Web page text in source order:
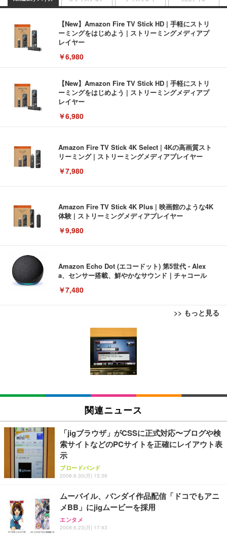
【New】Amazon Fire TV Stick HD | 手軽にストリ
ーミングをはじめよう | ストリーミングメディアプ
レイヤー
￥6,980
【New】Amazon Fire TV Stick HD | 手軽にストリ
ーミングをはじめよう | ストリーミングメディアプ
レイヤー
￥6,980
Amazon Fire TV Stick 4K Select | 4Kの高画質スト
リーミング | ストリーミングメディアプレイヤー
￥7,980
Amazon Fire TV Stick 4K Plus | 映画館のような4K
体験 | ストリーミングメディアプレイヤー
￥9,980
Amazon Echo Dot (エコードット) 第5世代 - Alex
a、センサー搭載、鮮やかなサウンド｜チャコール
￥7,480
>> もっと見る
い 跳ね上げ式アームレスト コンパクト 約105度ロッ
キング pc 事務椅子 360度回転 座面昇降 強化ナイロ
ン樹脂ベース 通気性メッシュ 在宅ワーク H-WY01
(黒網+黒枠+黒足)
SIHOO B100 オフィスチェア／デスクチェア メッシ
ュチェア 人間工学 疲れない ブラック
￥27,999
Sezlife オフィスチェア デスクチェア 疲れない テレ
ワーク チェア 強化バックレスト 30度ロッキング機
能 人間工学 椅子 腰サポート 90度跳ね上げ式アーム
レスト 3Dヘッドレスト ハンガー付き 高反発クッシ
務用 おしゃれ パソコンチェア (ブラック)
Sezlife オフィスチェア デスクチェア 疲れない テレ
ワーク チェア 強化バックレスト 30度ロッキング機
能 人間工学 椅子 腰サポート 90度跳ね上げ式アーム
EV3240X-WT | 31.5型4K UHD・USB Type-C・ホワ
￥105,595
EIZO ビジネス向けプレミアムモニター | FlexScan
￥109,572
【純正品】27"ゲーミングモニター DualSense 充電
フック付き（CFI-ZDM1J）
￥49,979
【整備済み品】Dell E2724HS 27インチ 液晶モニタ
ー フルHD（1920×1080）VA 非光沢 HDMI/DisplayP
ort/VGA スピーカー内蔵 高さ調整 スイベル VESA対
Amazonベーシック ペットシーツ 薄型 レギュラー 1
回使い捨て 無香料 ホワイト 300枚
Amazonベーシック ペットシーツ 厚型 ワイド 42枚
x2袋(84枚) ホワイト(吸収面:ライトブルー)
￥3,234
ネオ・ルーライフ ネオ・オムツ L 中型犬用 26枚入
り 単品
￥1,800
Smart Basic(スマートベーシック) 【Amazon.co.jp
限定】 Smart Basic アイリスオーヤマ ペットシーツ
超厚型 お徳用 ワイド 100枚入 (x 1) (ケース販売)
関連ニュース
「jigブラウザ」がCSSに正式対応〜ブログや検
索サイトなどのPCサイトを正確にレイアウト表
示
ブロードバンド
2008.6.30(月) 15:36
ムーバイル、バンダイ作品配信「ドコでもアニ
メBB」にjigムービーを採用
エンタメ
2008.6.23(月) 17:43